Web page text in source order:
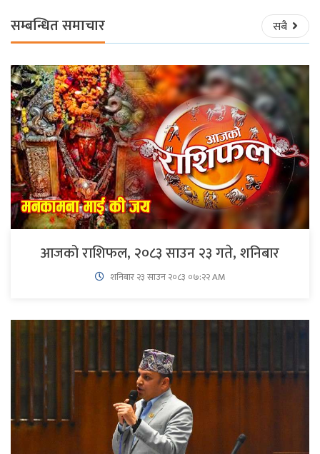
सम्बन्धित समाचार सबै
आजको राशिफल, २०८३ साउन २३ गते, शनिबार
शनिबार २३ साउन २०८३ ०७:२२ AM